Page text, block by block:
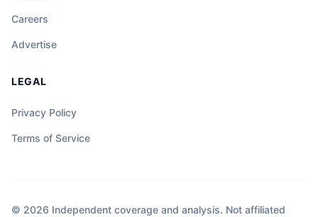
Careers
Advertise
LEGAL
Privacy Policy
Terms of Service
© 2026 Independent coverage and analysis. Not affiliated